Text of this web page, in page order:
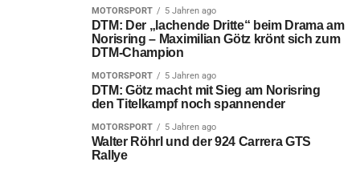
MOTORSPORT 5 Jahren ago
DTM: Der „lachende Dritte“ beim Drama am
Norisring – Maximilian Götz krönt sich zum
DTM-Champion
MOTORSPORT 5 Jahren ago
DTM: Götz macht mit Sieg am Norisring
den Titelkampf noch spannender
MOTORSPORT 5 Jahren ago
Walter Röhrl und der 924 Carrera GTS
Rallye